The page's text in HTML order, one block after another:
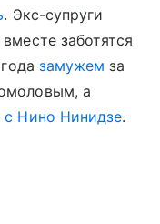
. Экс-супруги
заботятся
замужем за
а
с Нино Нинидзе.